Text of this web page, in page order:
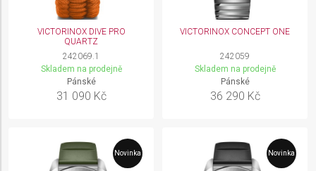
VICTORINOX DIVE PRO
QUARTZ
242069.1
Skladem na prodejně
Pánské
31 090 Kč
VICTORINOX CONCEPT ONE
242059
Skladem na prodejně
Pánské
36 290 Kč
Novinka Novinka